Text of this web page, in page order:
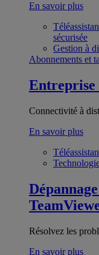
En savoir plus
sécurisée
Gestion à
Abonnements et
Entreprise
Connectivité à
En savoir plus
Résolvez les
En savoir plus